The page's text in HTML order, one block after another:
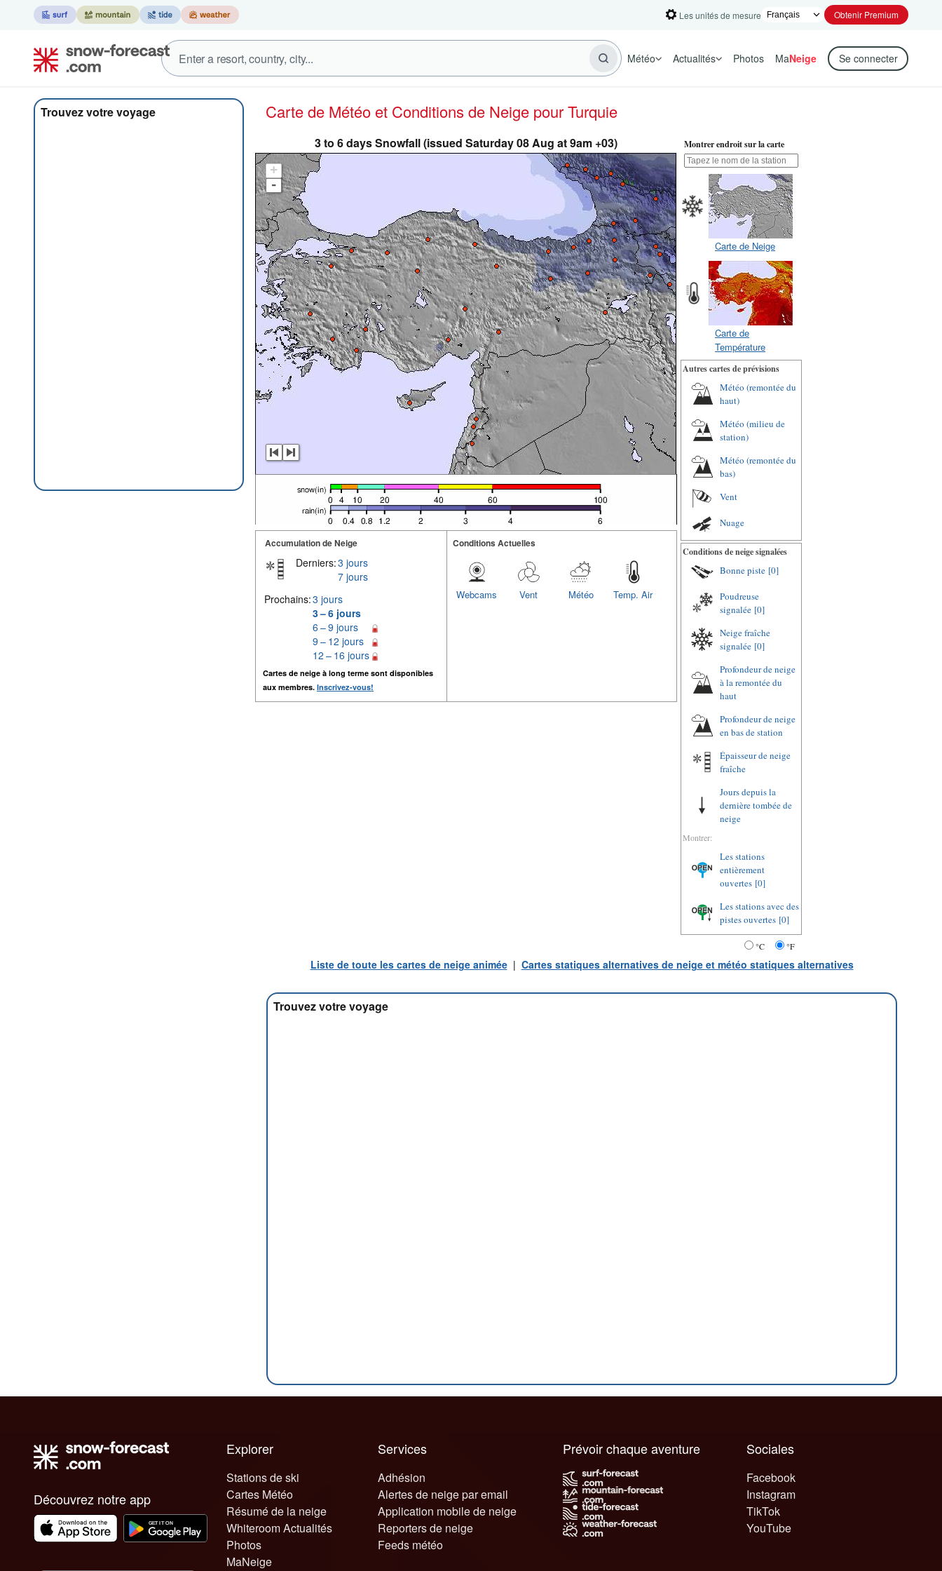
Les unités de mesure Obtenir Premium
Météo Actualités Photos MaNeige Se connecter
Trouvez votre voyage Carte de Météo et Conditions de Neige pour Turquie
3 to 6 days Snowfall (issued Saturday 08 Aug at 9am +03)
+
-
Accumulation de Neige
Derniers:3 jours
7 jours
Prochains:3 jours
3 – 6 jours
6 – 9 jours
9 – 12 jours
12 – 16 jours
Cartes de neige à long terme sont disponibles
aux membres. Inscrivez-vous!
Conditions Actuelles
Temp. Air
Météo
Vent
Webcams
Montrer endroit sur la carte
Carte de Neige
Carte de
Température
Autres cartes de prévisions
Météo (remontée du
haut)
Météo (milieu de
station)
Météo (remontée du
bas)
Vent
Nuage
Conditions de neige signalées
Bonne piste [0]
Poudreuse
signalée [0]
Neige fraîche
signalée [0]
Profondeur de neige
à la remontée du
haut
Profondeur de neige
en bas de station
Épaisseur de neige
fraîche
Jours depuis la
dernière tombée de
neige
Montrer:
Les stations
entièrement
ouvertes [0]
Les stations avec des
pistes ouvertes [0]
°C °F
Liste de toute les cartes de neige animée| Cartes statiques alternatives de neige et météo statiques alternatives
Trouvez votre voyage
Découvrez notre app
Explorer
Stations de ski
Cartes Météo
Résumé de la neige
Whiteroom Actualités
Photos
MaNeige
Services
Adhésion
Alertes de neige par email
Application mobile de neige
Reporters de neige
Feeds météo
Sociales
Facebook
Instagram
TikTok
YouTube
Prévoir chaque aventure